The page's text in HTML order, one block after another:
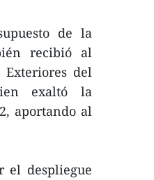
de la
recibió al
Exteriores del
exaltó la
aportando al
el despliegue